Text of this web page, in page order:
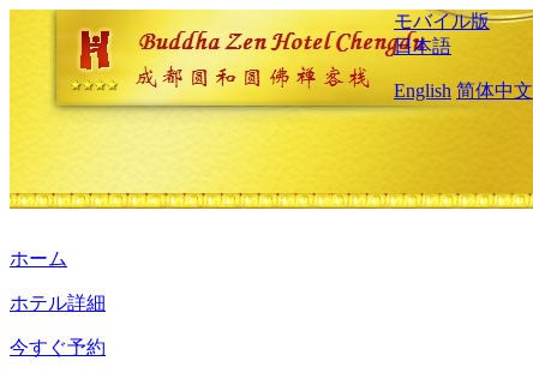
モバイル版
日本語
English 简体中文
ホーム
ホテル詳細
今すぐ予約